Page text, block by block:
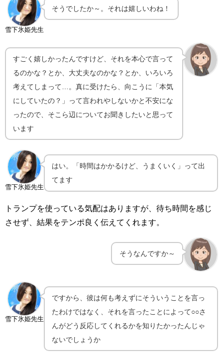
雪下氷姫先生
そうでしたか～。それは嬉しいわね！
すごく嬉しかったんですけど、それを本心で言って
るのかな？とか、大丈夫なのかな？とか、いろいろ
考えてしまって…。真に受けたら、向こうに「本気
にしていたの？」って言われやしないかと不安にな
ったので、そこら辺についてお聞きしたいと思って
います
雪下氷姫先生
はい。「時間はかかるけど、うまくいく」って出
てます
トランプを使っている気配はありますが、待ち時間を感じ
させず、結果をテンポ良く伝えてくれます。
そうなんですか～
雪下氷姫先生
ですから、彼は何も考えずにそういうことを言っ
たわけではなく、それを言ったことによって○○さ
んがどう反応してくれるかを知りたかったんじゃ
ないでしょうか